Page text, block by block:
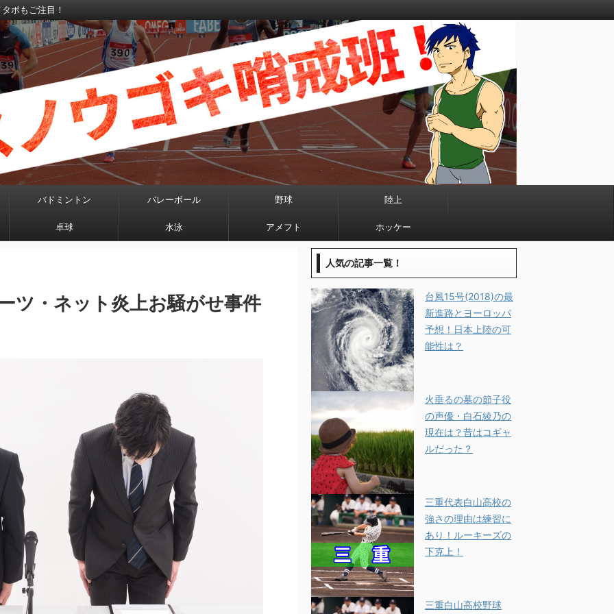
ボもご注目！
バドミントン バレーボール 野球 陸上
卓球 水泳 アメフト ホッケー
ツ・ネット炎上お騒がせ事件
人気の記事一覧！
台風15号(2018)の最
新進路とヨーロッパ
予想！日本上陸の可
能性は？
火垂るの墓の節子役
の声優・白石綾乃の
現在は？昔はコギャ
ルだった？
三重代表白山高校の
強さの理由は練習に
あり！ルーキーズの
下克上！
三重白山高校野球